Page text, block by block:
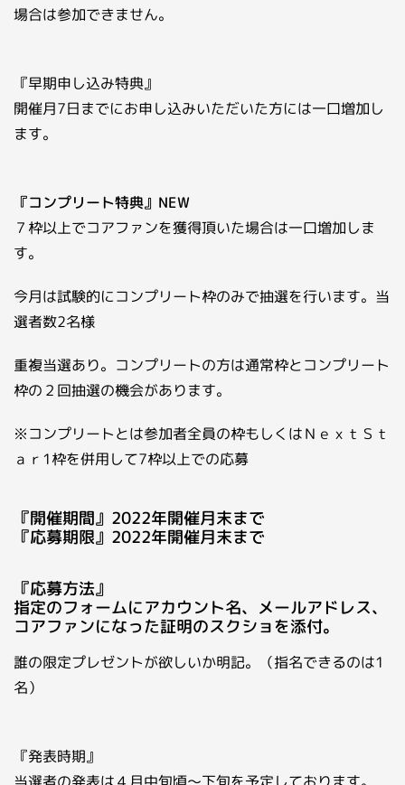
場合は参加できません。
『早期申し込み特典』
開催月7日までにお申し込みいただいた方には一口増加し
ます。
『コンプリート特典』NEW
７枠以上でコアファンを獲得頂いた場合は一口増加しま
す。
今月は試験的にコンプリート枠のみで抽選を行います。当
選者数2名様
重複当選あり。コンプリートの方は通常枠とコンプリート
枠の２回抽選の機会があります。
※コンプリートとは参加者全員の枠もしくはＮｅｘｔＳｔ
ａｒ1枠を併用して7枠以上での応募
『開催期間』2022年開催月末まで
『応募期限』2022年開催月末まで
『応募方法』
指定のフォームにアカウント名、メールアドレス、
コアファンになった証明のスクショを添付。
誰の限定プレゼントが欲しいか明記。（指名できるのは1
名）
『発表時期』